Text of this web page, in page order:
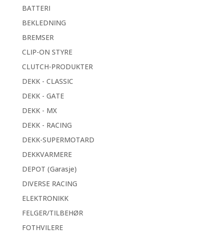
BATTERI
BEKLEDNING
BREMSER
CLIP-ON STYRE
CLUTCH-PRODUKTER
DEKK - CLASSIC
DEKK - GATE
DEKK - MX
DEKK - RACING
DEKK-SUPERMOTARD
DEKKVARMERE
DEPOT (Garasje)
DIVERSE RACING
ELEKTRONIKK
FELGER/TILBEHØR
FOTHVILERE